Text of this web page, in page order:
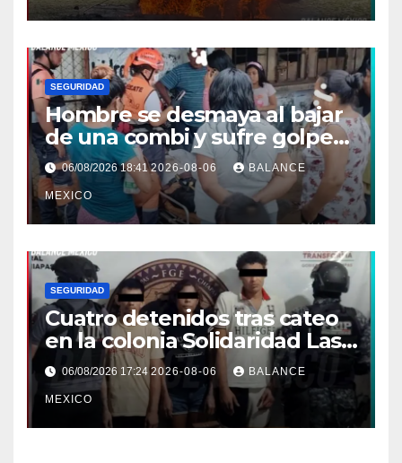
SEGURIDAD
Hombre se desmaya al bajar
de una combi y sufre golpe
en la cabeza en Tapachula
06/08/2026 18:412026-08-06 BALANCE
MEXICO
SEGURIDAD
Cuatro detenidos tras cateo
en la colonia Solidaridad Las
Vegas de Tapachula
06/08/2026 17:242026-08-06 BALANCE
MEXICO